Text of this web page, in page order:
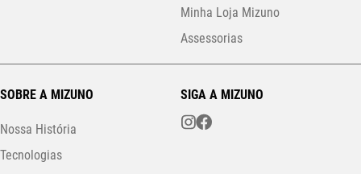
Minha Loja Mizuno
Assessorias
SOBRE A MIZUNO
Nossa História
Tecnologias
SIGA A MIZUNO